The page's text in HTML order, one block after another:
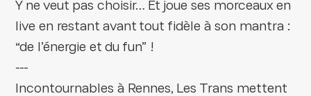
Y ne veut pas choisir… Et joue ses morceaux en
live en restant avant tout fidèle à son mantra :
“de l’énergie et du fun” !
---
Incontournables à Rennes, Les Trans mettent